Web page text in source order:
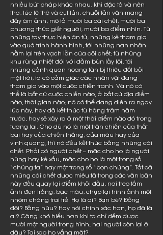
nhiều bút pháp khác nhau, khi đặc tả và nên
thơ, lúc lê thê và cụt lủn, chuỗi tản văn mang
đầy ám ảnh, mô tả mười ba cái chết, mười ba
phương thức giết người, mười ba điểm nhìn. Từ
những tay thực hiện án tử, những kẻ tham gia
vào quá trình hành hình, tới những nạn nhân
nằm lại trên vạch lằn của cõi chết; từ những
khu rừng nhiệt đới với đầm bùn lầy lội, tới
những cảnh quan hoang tàn bị thiêu đốt bởi
mặt trời, ta có cảm giác các nhân vật đang
tham gia vào một cuộc chiến tranh. Và nó có
thể là bất cứ cuộc chiến nào, ở bất cứ địa điểm
nào, thời gian nào; nó có thể đang diễn ra ngay
lúc này, hay đã kết thúc từ hàng trăm năm
trước, hay sẽ xảy ra ở một thời điểm nào đó trong
tương lai. Cho dù nó là một trận chiến của thất
bại hay của chiến thắng, của máu hay của
vinh quang, thì nó đều kết thúc bằng những cái
chết. Phải có người chết – mặc cho họ là người
hùng hay kẻ xấu, mặc cho họ là một trong số
“chúng ta” hay một trong số “bọn chúng”. Tất cả
những cái chết được miêu tả trong các văn bản
này đều quay lại điểm khởi đầu, nơi treo tấm
ảnh đen trắng, bạc màu, chụp lại hình ảnh một
nhóm chàng trai trẻ. Họ là ai? Bạn bè? Đồng
đội? Bằng hữu? Hay nói chính xác hơn, họ đã là
ai? Càng khó hiểu hơn khi ta chỉ đếm được
mười một người trong hình, hai người còn lại ở
đâu? Tại sao họ vắng mặt?